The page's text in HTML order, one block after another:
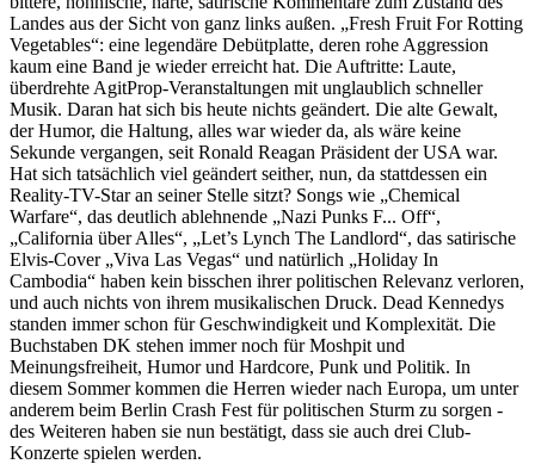
Landes aus der Sicht von ganz links außen. „Fresh Fruit For Rotting
Vegetables“: eine legendäre Debütplatte, deren rohe Aggression
kaum eine Band je wieder erreicht hat. Die Auftritte: Laute,
überdrehte AgitProp-Veranstaltungen mit unglaublich schneller
Musik. Daran hat sich bis heute nichts geändert. Die alte Gewalt,
der Humor, die Haltung, alles war wieder da, als wäre keine
Sekunde vergangen, seit Ronald Reagan Präsident der USA war.
Hat sich tatsächlich viel geändert seither, nun, da stattdessen ein
Reality-TV-Star an seiner Stelle sitzt? Songs wie „Chemical
Warfare“, das deutlich ablehnende „Nazi Punks F... Off“,
„California über Alles“, „Let’s Lynch The Landlord“, das satirische
Elvis-Cover „Viva Las Vegas“ und natürlich „Holiday In
Cambodia“ haben kein bisschen ihrer politischen Relevanz verloren,
und auch nichts von ihrem musikalischen Druck. Dead Kennedys
standen immer schon für Geschwindigkeit und Komplexität. Die
Buchstaben DK stehen immer noch für Moshpit und
Meinungsfreiheit, Humor und Hardcore, Punk und Politik. In
diesem Sommer kommen die Herren wieder nach Europa, um unter
anderem beim Berlin Crash Fest für politischen Sturm zu sorgen -
des Weiteren haben sie nun bestätigt, dass sie auch drei Club-
Konzerte spielen werden.